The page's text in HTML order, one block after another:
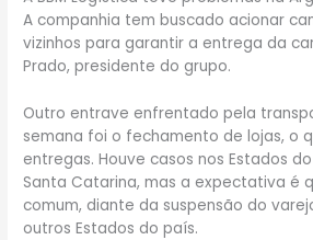
A companhia tem buscado acionar
vizinhos para garantir a entrega da
Prado, presidente do grupo.
Outro entrave enfrentado pela
semana foi o fechamento de lojas, o
entregas. Houve casos nos Estados
Santa Catarina, mas a expectativa é
comum, diante da suspensão do
outros Estados do país.